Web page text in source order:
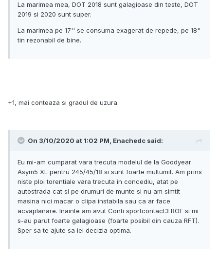
La marimea mea, DOT 2018 sunt galagioase din teste, DOT
2019 si 2020 sunt super.
La marimea pe 17'' se consuma exagerat de repede, pe 18"
tin rezonabil de bine.
+1, mai conteaza si gradul de uzura.
On 3/10/2020 at 1:02 PM, Enachedc said:
Eu mi-am cumparat vara trecuta modelul de la Goodyear
Asym5 XL pentru 245/45/18 si sunt foarte multumit. Am prins
niste ploi torentiale vara trecuta in concediu, atat pe
autostrada cat si pe drumuri de munte si nu am simtit
masina nici macar o clipa instabila sau ca ar face
acvaplanare. Inainte am avut Conti sportcontact3 ROF si mi
s-au parut foarte galagioase (foarte posibil din cauza RFT).
Sper sa te ajute sa iei decizia optima.